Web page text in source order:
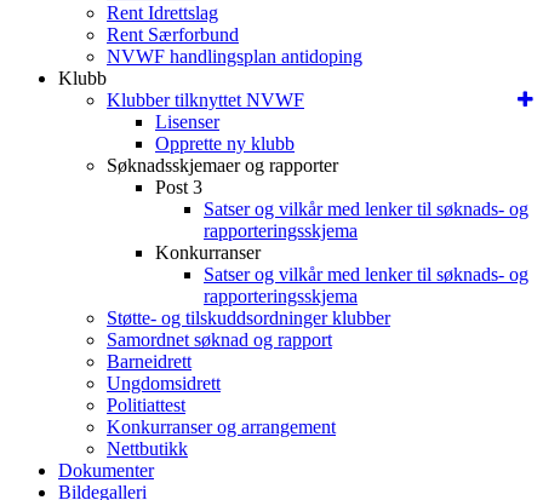
Rent Idrettslag
Rent Særforbund
NVWF handlingsplan antidoping
Klubb
Klubber tilknyttet NVWF
Lisenser
Opprette ny klubb
Søknadsskjemaer og rapporter
Post 3
Satser og vilkår med lenker til søknads- og
rapporteringsskjema
Konkurranser
Satser og vilkår med lenker til søknads- og
rapporteringsskjema
Støtte- og tilskuddsordninger klubber
Samordnet søknad og rapport
Barneidrett
Ungdomsidrett
Politiattest
Konkurranser og arrangement
Nettbutikk
Dokumenter
Bildegalleri